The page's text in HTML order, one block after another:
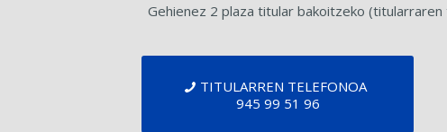
Gehienez 2 plaza titular bakoitzeko
TITULARREN TELEFONOA
945 99 51 96